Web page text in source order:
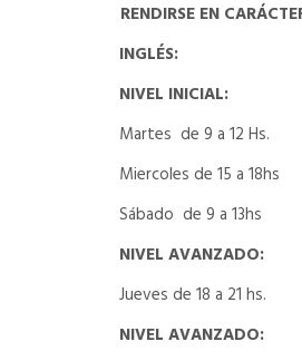
RENDIRSE EN
INGLÉS:
NIVEL INICIAL:
Martes de 9 a 12 Hs.
Miercoles de 15 a 18hs
Sábado de 9 a 13hs
NIVEL AVANZADO:
Jueves de 18 a 21 hs.
NIVEL AVANZADO: